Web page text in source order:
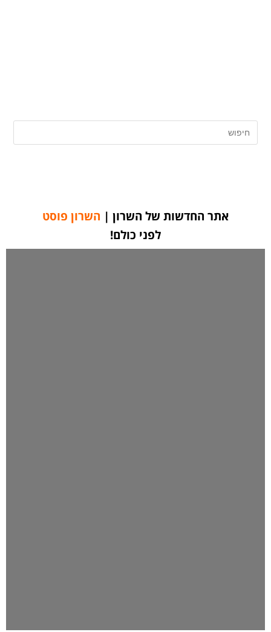
אתר החדשות של השרון | השרון פוסט
לפני כולם!
אתר החדשות המוביל באיזור